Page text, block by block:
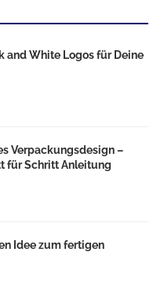
and White Logos für Deine
Verpackungsdesign –
für Schritt Anleitung
Idee zum fertigen